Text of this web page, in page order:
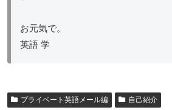
お元気で。
英語 学
プライベート英語メール編 自己紹介